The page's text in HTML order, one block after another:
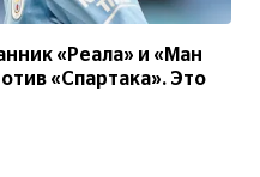
«Реала» и «Ман
«Спартака». Это